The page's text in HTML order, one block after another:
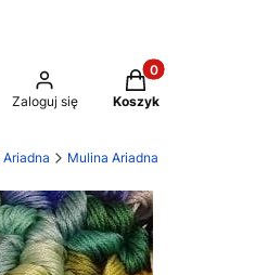
wyszukiwarkę
Zaloguj się
Produkty w
Koszyk
Mulina Ariadna